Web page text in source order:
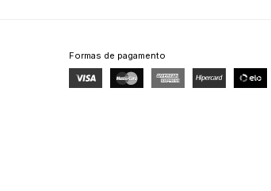
Formas de pagamento